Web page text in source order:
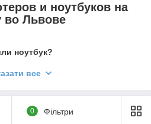
и ноутбуков на
во Львове
ноутбук?
все
0 Фільтри